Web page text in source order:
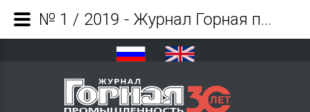
№ 1 / 2019 - Журнал Горная промышленность